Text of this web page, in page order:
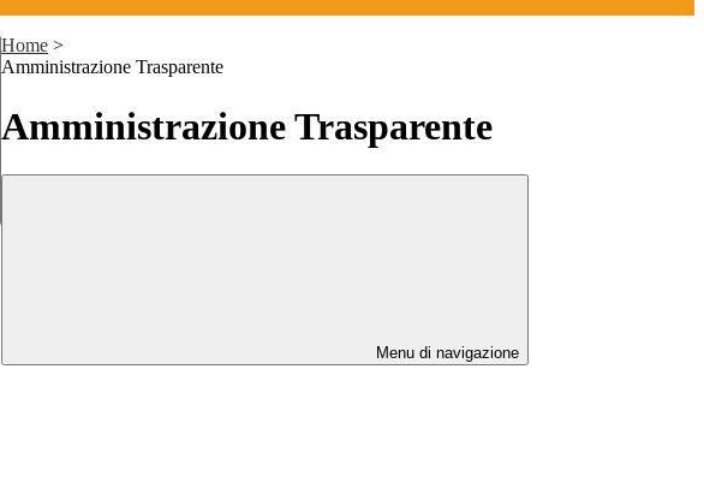
Home >
Amministrazione Trasparente
Amministrazione Trasparente
Menu di navigazione